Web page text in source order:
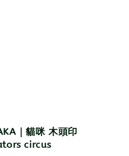
｜貓咪 木頭印
circus